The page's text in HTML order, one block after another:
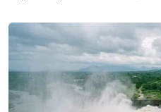
ಜಾರಿಗೆ...